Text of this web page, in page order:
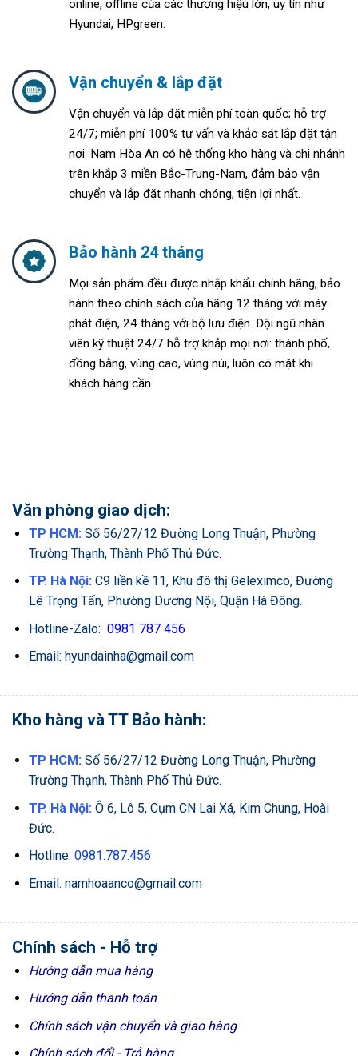
online, offline của các thương hiệu lớn, uy tín như
Hyundai, HPgreen.
Vận chuyển & lắp đặt
Vận chuyển và lắp đặt miễn phí toàn quốc; hỗ trợ
24/7; miễn phí 100% tư vấn và khảo sát lắp đặt tận
nơi. Nam Hòa An có hệ thống kho hàng và chi nhánh
trên khắp 3 miền Bắc-Trung-Nam, đảm bảo vận
chuyển và lắp đặt nhanh chóng, tiện lợi nhất.
Bảo hành 24 tháng
Mọi sản phẩm đều được nhập khẩu chính hãng, bảo
hành theo chính sách của hãng 12 tháng với máy
phát điện, 24 tháng với bộ lưu điện. Đội ngũ nhân
viên kỹ thuật 24/7 hỗ trợ khắp mọi nơi: thành phố,
đồng bằng, vùng cao, vùng núi, luôn có mặt khi
khách hàng cần.
Văn phòng giao dịch:
TP HCM: Số 56/27/12 Đường Long Thuận, Phường
Trường Thạnh, Thành Phố Thủ Đức.
TP. Hà Nội:C9 liền kề 11, Khu đô thị Geleximco, Đường
Lê Trọng Tấn, Phường Dương Nội, Quận Hà Đông.
Hotline-Zalo: 0981 787 456
Email: hyundainha@gmail.com
Kho hàng và TT Bảo hành:
TP HCM:Số 56/27/12 Đường Long Thuận, Phường
Trường Thạnh, Thành Phố Thủ Đức.
TP. Hà Nội: Ô 6, Lô 5, Cụm CN Lai Xá, Kim Chung, Hoài
Đức.
Hotline: 0981.787.456
Email: namhoaanco@gmail.com
Chính sách - Hỗ trợ
Hướng dẫn mua hàng
Hướng dẫn thanh toán
Chính sách vận chuyển và giao hàng